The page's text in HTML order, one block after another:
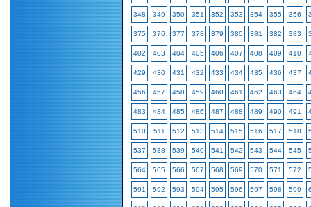
348 349 350 351 352 353 354 355 356
375 376 377 378 379 380 381 382 383
402 403 404 405 406 407 408 409 410
429 430 431 432 433 434 435 436 437
456 457 458 459 460 461 462 463 464
483 484 485 486 487 488 489 490 491
510 511 512 513 514 515 516 517 518
537 538 539 540 541 542 543 544 545
564 565 566 567 568 569 570 571 572
591 592 593 594 595 596 597 598 599